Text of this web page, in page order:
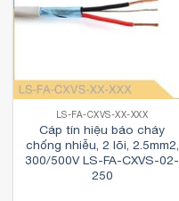
LS-FA-CXVS-XX-XXX
Cáp tín hiệu báo cháy
chống nhiễu, 2 lõi, 2.5mm2,
300/500V LS-FA-CXVS-02-
250